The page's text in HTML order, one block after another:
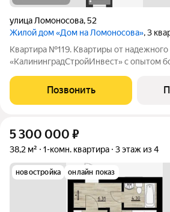
улица Ломоносова,52
Жилой дом «Дом на Ломоносова», 3
Квартира №119. Квартиры от надежного
«КалининградСтройИнвест» с опытом
малоэтажного строительства, который
Центральном районе города в пешей
Позвонить
5 300 000 ₽
38,2 м² 1-комн. квартира 3 этаж из 4
новостройка онлайн показ